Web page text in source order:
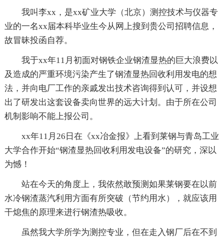
我叫李xx，是xx矿业大学（北京）测控技术与仪器专
业的一名xx届本科毕业生今从网上搜到贵公司招聘信息，
故冒昧投函自荐。
我于xx年11月初面对钢铁企业钢渣显热的巨大浪费以
及造成的严重环境污染产生了钢渣显热回收利用发电的想
法，并向电厂工作的亲戚发出技术咨询得到认可，并设想
出了研发出这套设备卖向世界的远大计划。由于所在公司
机制影响不能上报公司。
xx年11月26日在《xx冶金报》上看到莱钢与青岛工业
大学合作开始“钢渣显热回收利用发电设备”的研究，深以
为憾！
站在今天的角度上，我依然敢预测如果莱钢要在以前
水冷钢渣蒸汽利用方面有所突破（节约用水），就应该用
干熄焦的原理来进行钢渣热吸收。
虽然我大学所学为测控专业，但在走入钢厂后在不到